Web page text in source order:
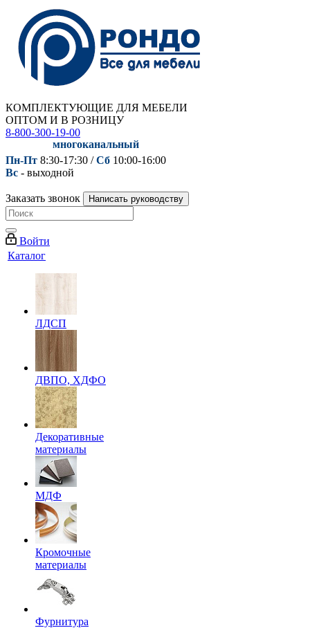
КОМПЛЕКТУЮЩИЕ ДЛЯ МЕБЕЛИ
ОПТОМ И В РОЗНИЦУ
8-800-300-19-00
многоканальный
Пн-Пт 8:30-17:30 /Сб 10:00-16:00
Вс - выходной
Заказать звонок Написать руководству
Войти
Каталог
ЛДСП
ДВПО, ХДФО
Декоративные
материалы
МДФ
Кромочные
материалы
Фурнитура